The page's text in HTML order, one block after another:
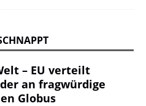
– EU verteilt
an fragwürdige
Globus